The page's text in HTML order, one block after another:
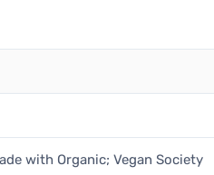
with Organic; Vegan Society